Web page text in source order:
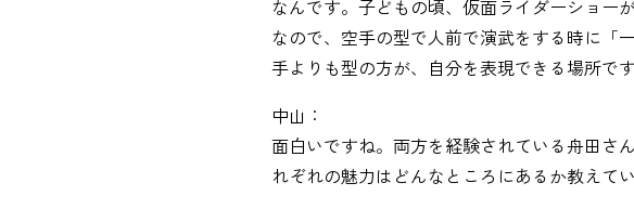
なんです。子どもの頃、仮面ライダーショー
なので、空手の型で人前で演武をする時に「
手よりも型の方が、自分を表現できる場所です
中山：
面白いですね。両方を経験されている舟田さ
れぞれの魅力はどんなところにあるか教えて